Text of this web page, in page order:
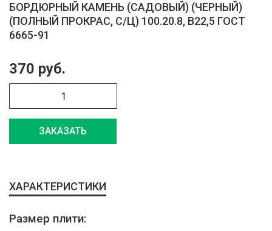
БОРДЮРНЫЙ КАМЕНЬ (САДОВЫЙ) (ЧЕРНЫЙ)
(ПОЛНЫЙ ПРОКРАС, С/Ц) 100.20.8, B22,5 ГОСТ
6665-91
370 руб.
ЗАКАЗАТЬ
ХАРАКТЕРИСТИКИ
Размер плити: